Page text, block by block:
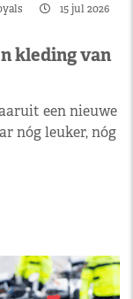
15 jul 2026
kleding van
een nieuwe
nóg leuker, nóg